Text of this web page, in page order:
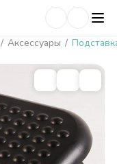
/ Аксессуары /